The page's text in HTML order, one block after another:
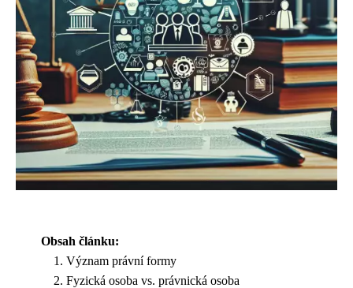
Obsah článku:
Význam právní formy
Fyzická osoba vs. právnická osoba